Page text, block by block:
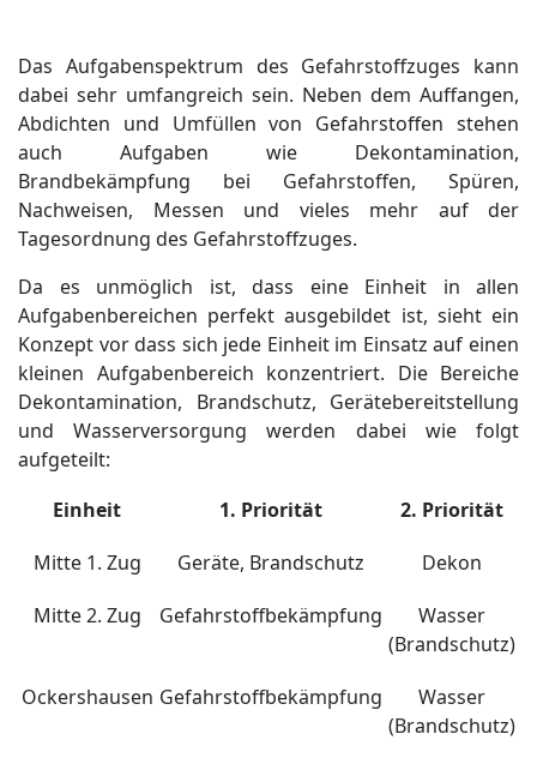
Das Aufgabenspektrum des Gefahrstoffzuges kann
dabei sehr umfangreich sein. Neben dem Auffangen,
Abdichten und Umfüllen von Gefahrstoffen stehen
auch Aufgaben wie Dekontamination,
Brandbekämpfung bei Gefahrstoffen, Spüren,
Nachweisen, Messen und vieles mehr auf der
Tagesordnung des Gefahrstoffzuges.
Da es unmöglich ist, dass eine Einheit in allen
Aufgabenbereichen perfekt ausgebildet ist, sieht ein
Konzept vor dass sich jede Einheit im Einsatz auf einen
kleinen Aufgabenbereich konzentriert. Die Bereiche
Dekontamination, Brandschutz, Gerätebereitstellung
und Wasserversorgung werden dabei wie folgt
aufgeteilt:
Einheit
1. Priorität
2. Priorität
Mitte 1. Zug
Geräte, Brandschutz
Dekon
Mitte 2. Zug
Gefahrstoffbekämpfung
Wasser
(Brandschutz)
Ockershausen Gefahrstoffbekämpfung
Wasser
(Brandschutz)